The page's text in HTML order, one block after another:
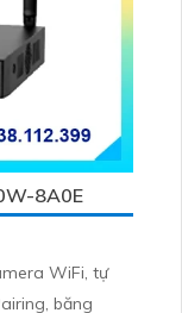
8A0E
WiFi, tự
băng